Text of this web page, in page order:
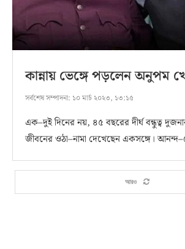
কান্নায় ভেঙ্গে পড়লেন অনুপম
সর্বশেষ সম্পাদনা: ১০ মার্চ ২০২৩, ১৩:১৫
এক–দুই দিনের নয়, ৪৫ বছরের দীর্ঘ বন্ধুত্ব
জীবনের ওঠা–নামা দেখেছেন একসঙ্গে।
আরও